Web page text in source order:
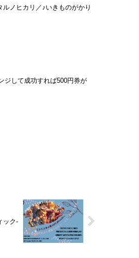
ノヒカリ／♪いきものがかり
ジして成功すれば500円券が
ック-